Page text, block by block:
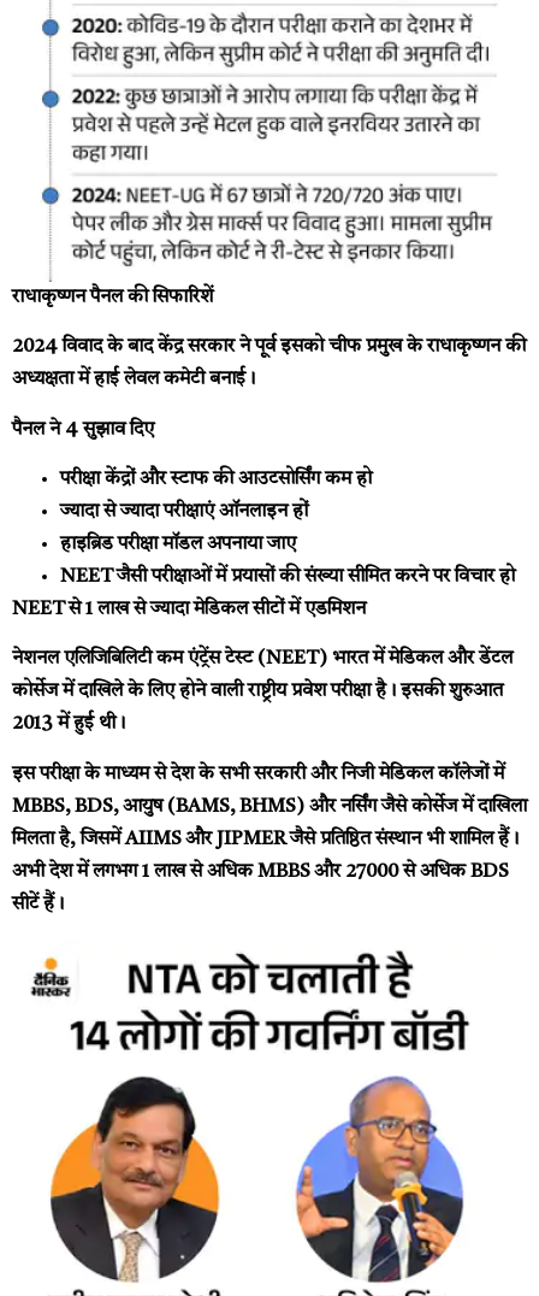
राधाकृष्णन पैनल की सिफारिशें
2024 विवाद के बाद केंद्र सरकार ने पूर्व इसको चीफ प्रमुख के राधाकृष्णन की
अध्यक्षता में हाई लेवल कमेटी बनाई।
पैनल ने 4 सुझाव दिए
परीक्षा केंद्रों और स्टाफ की आउटसोर्सिंग कम हो
ज्यादा से ज्यादा परीक्षाएं ऑनलाइन हों
हाइब्रिड परीक्षा मॉडल अपनाया जाए
NEET जैसी परीक्षाओं में प्रयासों की संख्या सीमित करने पर विचार हो
NEET से 1 लाख से ज्यादा मेडिकल सीटों में एडमिशन
नेशनल एलिजिबिलिटी कम एंट्रेंस टेस्ट (NEET) भारत में मेडिकल और डेंटल
कोर्सेज में दाखिले के लिए होने वाली राष्ट्रीय प्रवेश परीक्षा है। इसकी शुरुआत
2013 में हुई थी।
इस परीक्षा के माध्यम से देश के सभी सरकारी और निजी मेडिकल कॉलेजों में
MBBS, BDS, आयुष (BAMS, BHMS) और नर्सिंग जैसे कोर्सेज में दाखिला
मिलता है, जिसमें AIIMS और JIPMER जैसे प्रतिष्ठित संस्थान भी शामिल हैं।
अभी देश में लगभग 1 लाख से अधिक MBBS और 27000 से अधिक BDS
सीटें हैं।